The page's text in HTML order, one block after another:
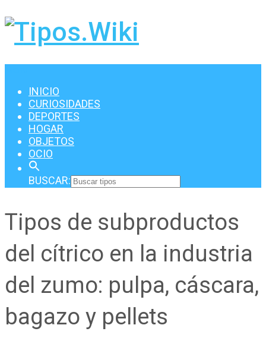
INICIO
CURIOSIDADES
DEPORTES
HOGAR
OBJETOS
OCIO
BUSCAR:
Tipos de subproductos
del cítrico en la industria
del zumo: pulpa, cáscara,
bagazo y pellets